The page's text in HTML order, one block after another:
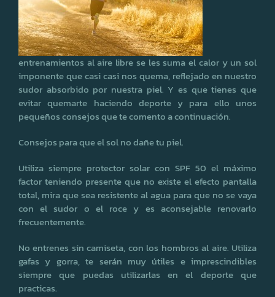
entrenamientos al aire libre se les suma el calor y un sol
imponente que casi casi nos quema, reflejado en nuestro
sudor absorbido por nuestra piel. Y es que tienes que
evitar quemarte haciendo deporte y para ello unos
pequeños consejos que te comento a continuación.
Consejos para que el sol no dañe tu piel.
Utiliza siempre protector solar con SPF 50 el máximo
factor teniendo presente que no existe el efecto pantalla
total, mira que sea resistente al agua para que no se vaya
con el sudor o el roce y es aconsejable renovarlo
frecuentemente.
No entrenes sin camiseta, con los hombros al aire. Utiliza
gafas y gorra, te serán muy útiles e imprescindibles
siempre que puedas utilizarlas en el deporte que
practicas.